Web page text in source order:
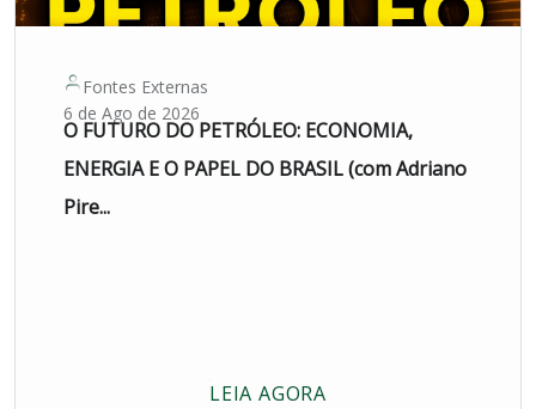
Fontes Externas
6 de Ago de 2026
O FUTURO DO PETRÓLEO: ECONOMIA,
ENERGIA E O PAPEL DO BRASIL (com Adriano
Pire...
LEIA AGORA